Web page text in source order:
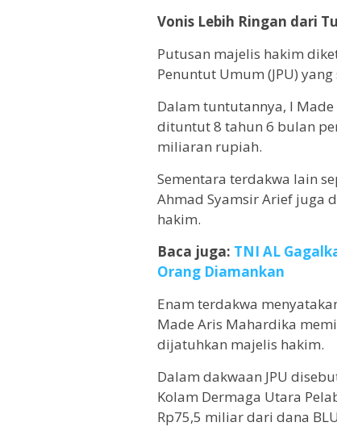
Vonis Lebih Ringan dari
Putusan majelis hakim
Penuntut Umum (JPU)
Dalam tuntutannya, I
dituntut 8 tahun 6 bulan
miliaran rupiah.
Sementara terdakwa lain
Ahmad Syamsir Arief juga
hakim.
Baca juga: TNI AL
Orang Diamankan
Enam terdakwa
Made Aris Mahardika
dijatuhkan majelis hakim.
Dalam dakwaan JPU
Kolam Dermaga Utara
Rp75,5 miliar dari dana